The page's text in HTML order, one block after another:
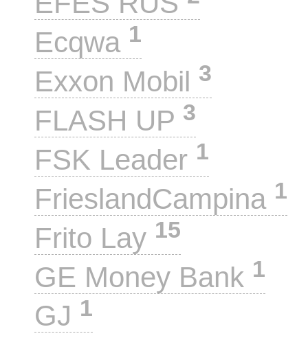
Ecqwa 1
Exxon Mobil 3
FLASH UP 3
FSK Leader 1
FrieslandCampina 1
Frito Lay 15
GE Money Bank 1
GJ 1